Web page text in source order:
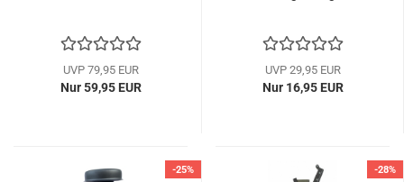
UVP 79,95 EUR
Nur 59,95 EUR
UVP 29,95 EUR
Nur 16,95 EUR
-25% -28%